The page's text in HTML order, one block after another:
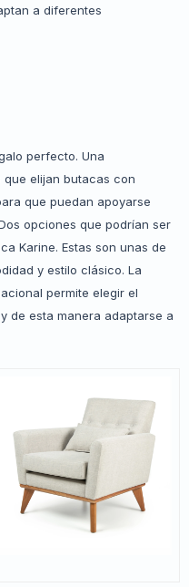
a diferentes
perfecto. Una
elijan butacas con
que puedan apoyarse
opciones que podrían ser
Karine. Estas son unas de
y estilo clásico. La
permite elegir el
de esta manera adaptarse a